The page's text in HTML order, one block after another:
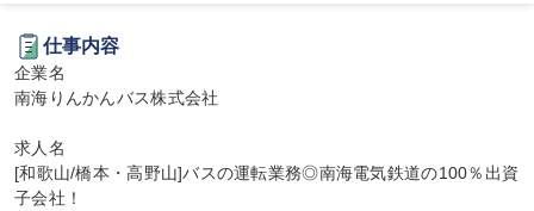
仕事内容
企業名
南海りんかんバス株式会社
求人名
[和歌山/橋本・高野山]バスの運転業務◎南海電気鉄道の100％出資
子会社！